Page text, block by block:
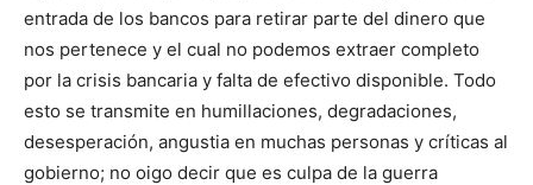
entrada de los bancos para retirar parte del dinero que
nos pertenece y el cual no podemos extraer completo
por la crisis bancaria y falta de efectivo disponible. Todo
esto se transmite en humillaciones, degradaciones,
desesperación, angustia en muchas personas y críticas al
gobierno; no oigo decir que es culpa de la guerra